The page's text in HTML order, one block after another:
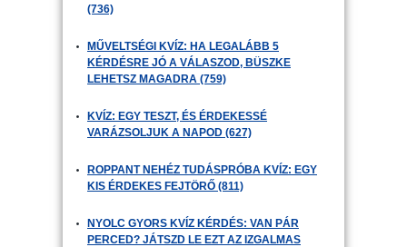
(736)
MŰVELTSÉGI KVÍZ: HA LEGALÁBB 5
KÉRDÉSRE JÓ A VÁLASZOD, BÜSZKE
LEHETSZ MAGADRA (759)
KVÍZ: EGY TESZT, ÉS ÉRDEKESSÉ
VARÁZSOLJUK A NAPOD (627)
ROPPANT NEHÉZ TUDÁSPRÓBA KVÍZ: EGY
KIS ÉRDEKES FEJTÖRŐ (811)
NYOLC GYORS KVÍZ KÉRDÉS: VAN PÁR
PERCED? JÁTSZD LE EZT AZ IZGALMAS